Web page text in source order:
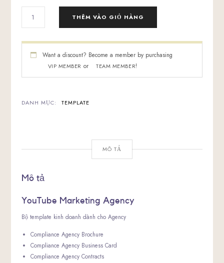
MẪU
VỤ
YOUTUBE
THÊM VÀO GIỎ HÀNG
Want a discount? Become a member by purchasing
VIP MEMBER or TEAM MEMBER!
DANH MỤC: TEMPLATE
MÔ TẢ
Mô tả
YouTube Marketing Agency
Bộ template kinh doanh dành cho Agency
Compliance Agency Brochure
Compliance Agency Business Card
Compliance Agency Contracts